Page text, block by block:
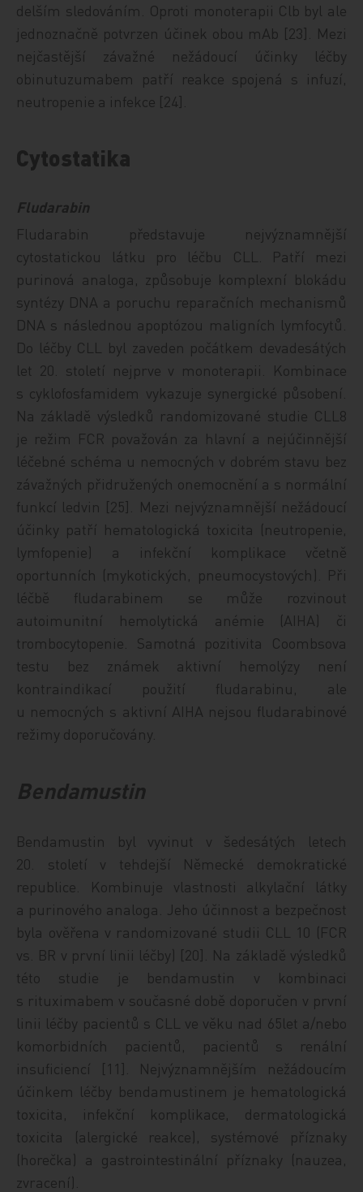
delším sledováním. Oproti monoterapii Clb byl ale
jednoznačně potvrzen účinek obou mAb [23]. Mezi
nejčastější závažné nežádoucí účinky léčby
obinutuzumabem patří reakce spojená s infuzí,
neutropenie a infekce [24].
Cytostatika
Fludarabin
Fludarabin představuje nejvýznamnější
cytostatickou látku pro léčbu CLL. Patří mezi
purinová analoga, způsobuje komplexní blokádu
syntézy DNA a poruchu reparačních mechanismů
DNA s následnou apoptózou maligních lymfocytů.
Do léčby CLL byl zaveden počátkem devadesátých
let 20. století nejprve v monoterapii. Kombinace
s cyklofosfamidem vykazuje synergické působení.
Na základě výsledků randomizované studie CLL8
je režim FCR považován za hlavní a nejúčinnější
léčebné schéma u nemocných v dobrém stavu bez
závažných přidružených onemocnění a s normální
funkcí ledvin [25]. Mezi nejvýznamnější nežádoucí
účinky patří hematologická toxicita (neutropenie,
lymfopenie) a infekční komplikace včetně
oportunních (mykotických, pneumocystových). Při
léčbě fludarabinem se může rozvinout
autoimunitní hemolytická anémie (AIHA) či
trombocytopenie. Samotná pozitivita Coombsova
testu bez známek aktivní hemolýzy není
kontraindikací použití fludarabinu, ale
u nemocných s aktivní AIHA nejsou fludarabinové
režimy doporučovány.
Bendamustin
Bendamustin byl vyvinut v šedesátých letech
20. století v tehdejší Německé demokratické
republice. Kombinuje vlastnosti alkylační látky
a purinového analoga. Jeho účinnost a bezpečnost
byla ověřena v randomizované studii CLL 10 (FCR
vs. BR v první linii léčby) [20]. Na základě výsledků
této studie je bendamustin v kombinaci
s rituximabem v současné době doporučen v první
linii léčby pacientů s CLL ve věku nad 65let a/nebo
komorbidních pacientů, pacientů s renální
insuficiencí [11]. Nejvýznamnějším nežádoucím
účinkem léčby bendamustinem je hematologická
toxicita, infekční komplikace, dermatologická
toxicita (alergické reakce), systémové příznaky
(horečka) a gastrointestinální příznaky (nauzea,
zvracení).